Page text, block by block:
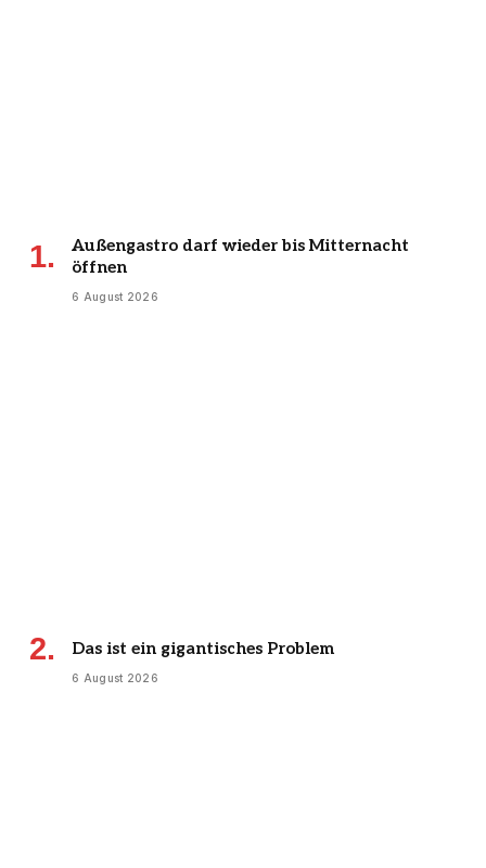
Außengastro darf wieder bis Mitternacht
öffnen
6 August 2026
Das ist ein gigantisches Problem
6 August 2026